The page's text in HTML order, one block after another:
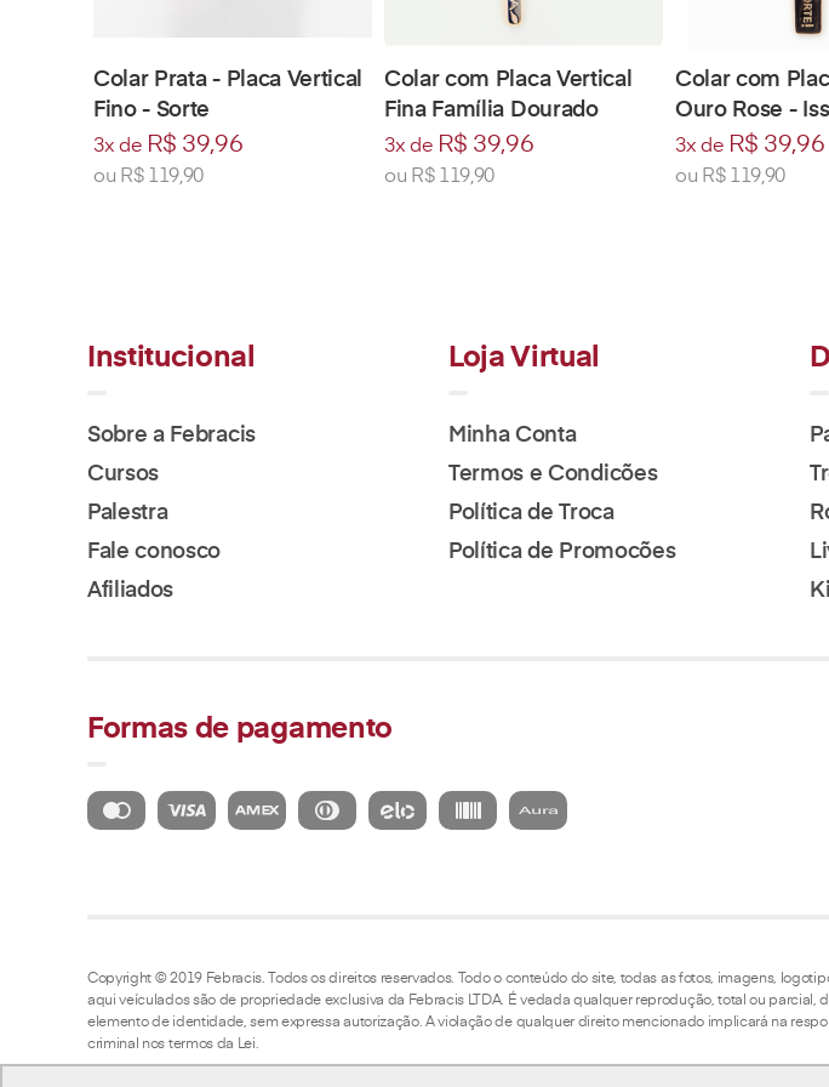
Colar Prata - Placa Vertical
Fino - Sorte
ou R$ 119,90
3x deR$ 39,96
Colar com Placa Vertical
Fina Família Dourado
ou R$ 119,90
3x deR$ 39,96
Colar com
Ouro Rose -
Sorte
ou R$ 119,90
3x deR$ 39,96
Institucional
Sobre a Febracis
Cursos
Palestra
Fale conosco
Afiliados
Loja Virtual
Minha Conta
Termos e Condicões
Política de Troca
Política de Promocões
Formas de pagamento
Copyright © 2019 Febracis. Todos os direitos reservados. Todo o conteúdo do site, todas as fotos, imagens,
aqui veículados são de propriedade exclusiva da Febracis LTDA. É vedada qualquer reprodução, total ou parcial,
elemento de identidade, sem expressa autorização. A violação de qualquer direito mencionado implicará na
criminal nos termos da Lei.